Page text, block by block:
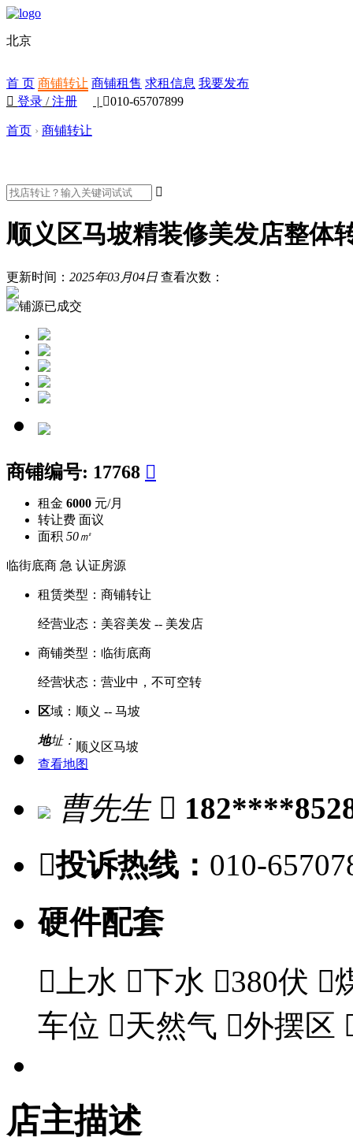
北京
首 页 商铺转让 商铺租售 求租信息 我要发布
 登录 /注册 | 010-65707899
首页 › 商铺转让

顺义区马坡精装修美发店整体
更新时间： 2025年03月04日 查看次数：
商铺编号: 17768 
租金 6000 元/月
转让费 面议
面积 50㎡
临街底商 急 认证房源
租赁类型： 商铺转让
经营业态： 美容美发 -- 美发店
商铺类型： 临街底商
经营状态： 营业中，不可空转
区域： 顺义 -- 马坡
地址： 顺义区马坡
查看地图
曹先生 
投诉热线： 010-
硬件配套
 上水 下水 380伏 
车位 天然气 外摆区
店主描述